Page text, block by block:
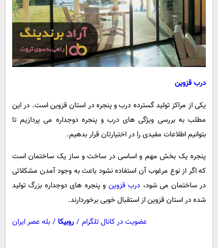
فناوری
گوناگون
حوادث
محیط زیست
اجتماعی
حیات وحش
سیاست خارجی
روانشناسی
آشپزی
دانلود
درب قزوین
یکی از مراکز تولید گسترده درب و پنجره در استان قزوین است. در این
مطلب به بررسی ویژگی های درب و پنجره دوجداره می پردازیم تا
بتوانیم اطلاعات مفیدی را در اختیارتان قرار بدهیم.
پنجره یک بخش مهم و اساسی در ساخت و ساز یک ساختمان است
که اگر از نوع مرغوب آن استفاده نشود باعث به وجود آمدن مشکلاتی
در ساختمان می شود، درب قزوین و پنجره های دوجداره بزرگ تولید
شده در استان قزوین از استقبال خوبی برخوردارند.
عضویت در کانال تلگرام / روبیکا / بله عصر ایران